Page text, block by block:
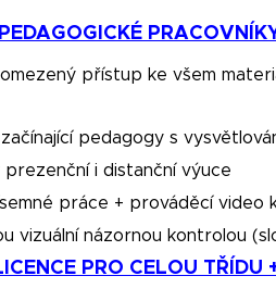
přístup ke všem
pedagogy s
i distanční výuce
práce + prováděcí video
vizuální názornou kontrolou
PRO CELOU TŘÍDU